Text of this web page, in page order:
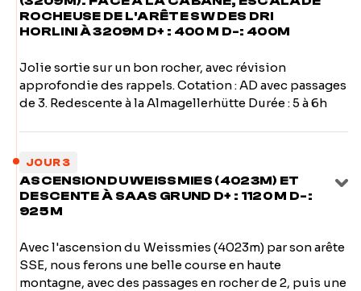
ROCHEUSE DE L'ARÊTE SW DES DRI
HORLINI À 3209M D+ : 400 M D-: 400M
Jolie sortie sur un bon rocher, avec révision
approfondie des rappels. Cotation : AD avec passages
de 3. Redescente à la Almagellerhütte Durée : 5 à 6h
JOUR 3
ASCENSION DU WEISSMIES (4023M) ET
DESCENTE À SAAS GRUND D+ : 1120 M D-:
925 M
Avec l'ascension du Weissmies (4023m) par son arête
SSE, nous ferons une belle course en haute
montagne, avec des passages en rocher de 2, puis une